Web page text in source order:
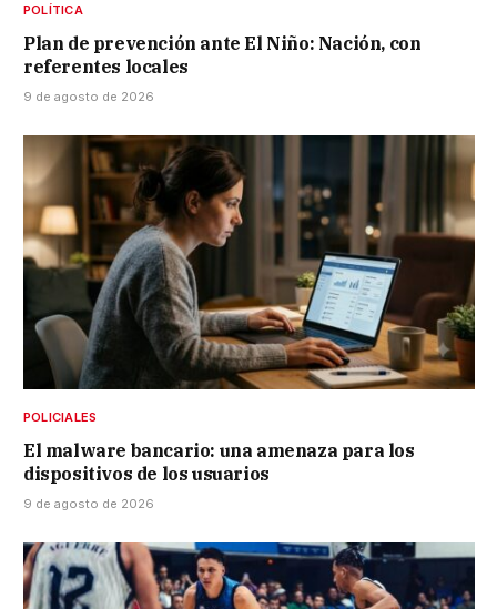
POLÍTICA
Plan de prevención ante El Niño: Nación, con
referentes locales
9 de agosto de 2026
POLICIALES
El malware bancario: una amenaza para los
dispositivos de los usuarios
9 de agosto de 2026